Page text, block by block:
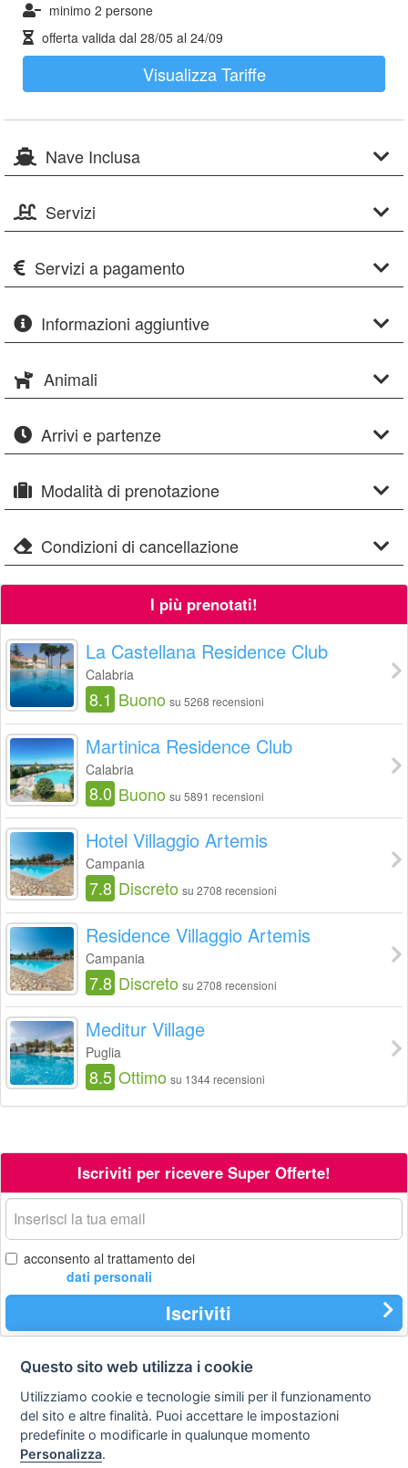
minimo 2 persone
offerta valida dal 28/05 al 24/09
Visualizza Tariffe
Nave Inclusa
Servizi
Servizi a pagamento
Informazioni aggiuntive
Animali
Arrivi e partenze
Modalità di prenotazione
Condizioni di cancellazione
I più prenotati!
La Castellana Residence Club
Calabria
8.1 Buono su 5268 recensioni
Martinica Residence Club
Calabria
8.0 Buono su 5891 recensioni
Hotel Villaggio Artemis
Campania
7.8 Discreto su 2708 recensioni
Residence Villaggio Artemis
Campania
7.8 Discreto su 2708 recensioni
Meditur Village
Puglia
8.5 Ottimo su 1344 recensioni
Iscriviti per ricevere Super Offerte!
La
tua
email
acconsento al trattamento dei
dati personali
Iscriviti
Contatti
Privacy
policy
legale
Preferenze cookie
Questo sito web utilizza i cookie
Utilizziamo cookie e tecnologie simili per il funzionamento
del sito e altre finalità. Puoi accettare le impostazioni
predefinite o modificarle in qualunque momento
Personalizza.